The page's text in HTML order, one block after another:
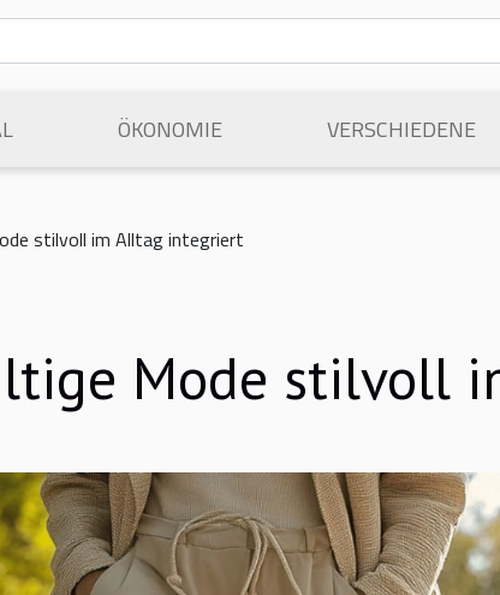
ÖKONOMIE VERSCHIEDENE
stilvoll im Alltag integriert
Mode stilvoll